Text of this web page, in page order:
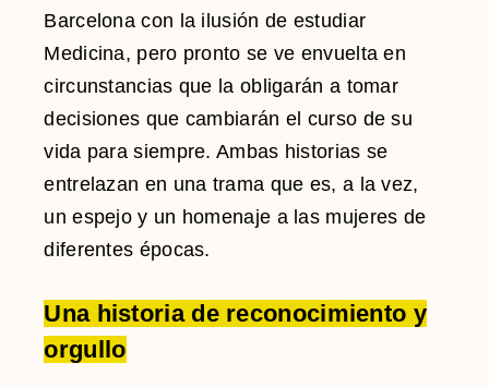
Barcelona con la ilusión de estudiar
Medicina, pero pronto se ve envuelta en
circunstancias que la obligarán a tomar
decisiones que cambiarán el curso de su
vida para siempre. Ambas historias se
entrelazan en una trama que es, a la vez,
un espejo y un homenaje a las mujeres de
diferentes épocas.
Una historia de reconocimiento y
orgullo